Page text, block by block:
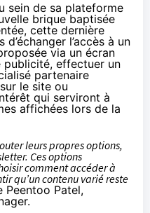
sein de sa plateforme
brique baptisée
cette dernière
l’accès à un
via un écran
publicité, effectuer un
partenaire
le site ou
qui serviront à
affichées lors de la
leurs propres options,
Ces options
comment accéder à
qu’un contenu varié reste
Peentoo Patel,